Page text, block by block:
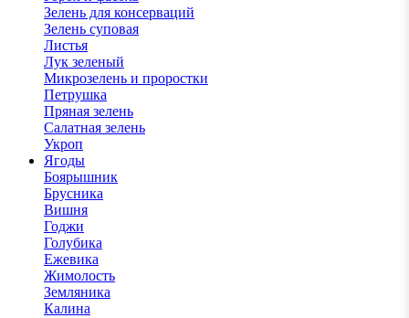
Зелень для консерваций
Зелень суповая
Листья
Лук зеленый
Микрозелень и проростки
Петрушка
Пряная зелень
Салатная зелень
Укроп
Ягоды
Боярышник
Брусника
Вишня
Годжи
Голубика
Ежевика
Жимолость
Земляника
Калина